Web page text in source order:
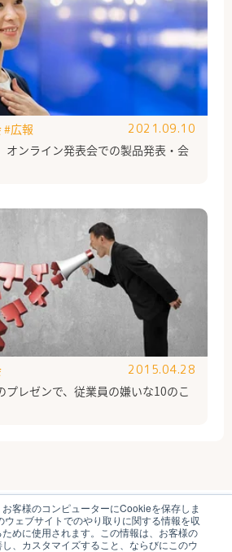
客様のコンピューターにCookieを保存しま
ェブサイトでのやり取りに関する情報を収
めに使用されます。この情報は、お客様の
、カスタマイズすること、ならびにこのウ
オンライン発表会での製品発表・会
#広報 2021.09.10
プレゼンで、従業員の嫌いな10のこ
2015.04.28
たらく研究部とは 運営会社
方針 各種お問い合わせ